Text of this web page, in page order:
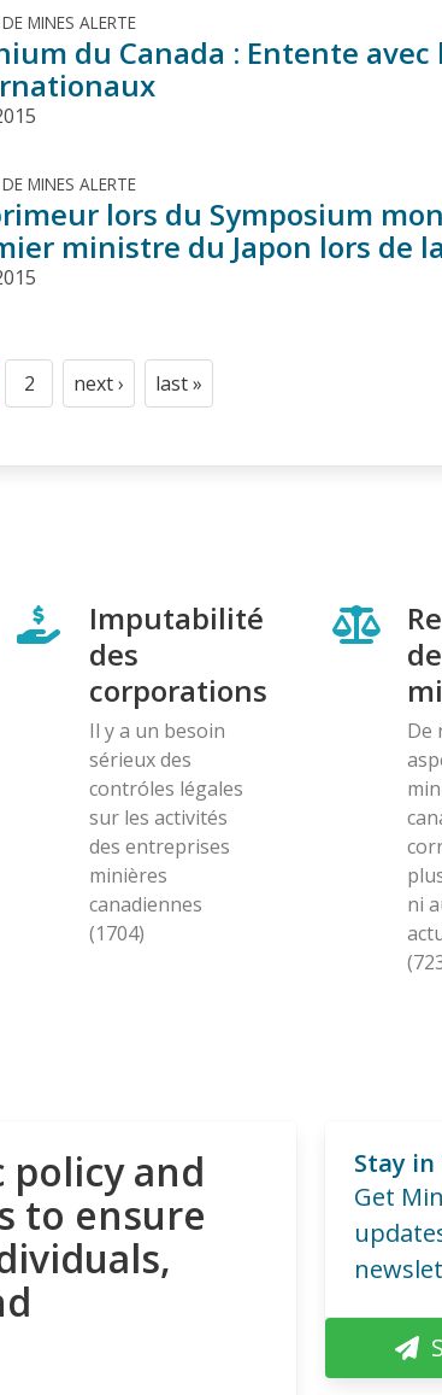
MINES ALERTE
du Canada : Entente
MINES ALERTE
lors du Symposium
ministre du Japon lors de
Page
2
Next
next ›
Last
last »
Imputabilité
des
corporations
Il y a un besoin
sérieux des
contróles légales
sur les activités
des entreprises
minières
canadiennes
(1704)
De
ni
policy and
to ensure
Stay in
Get